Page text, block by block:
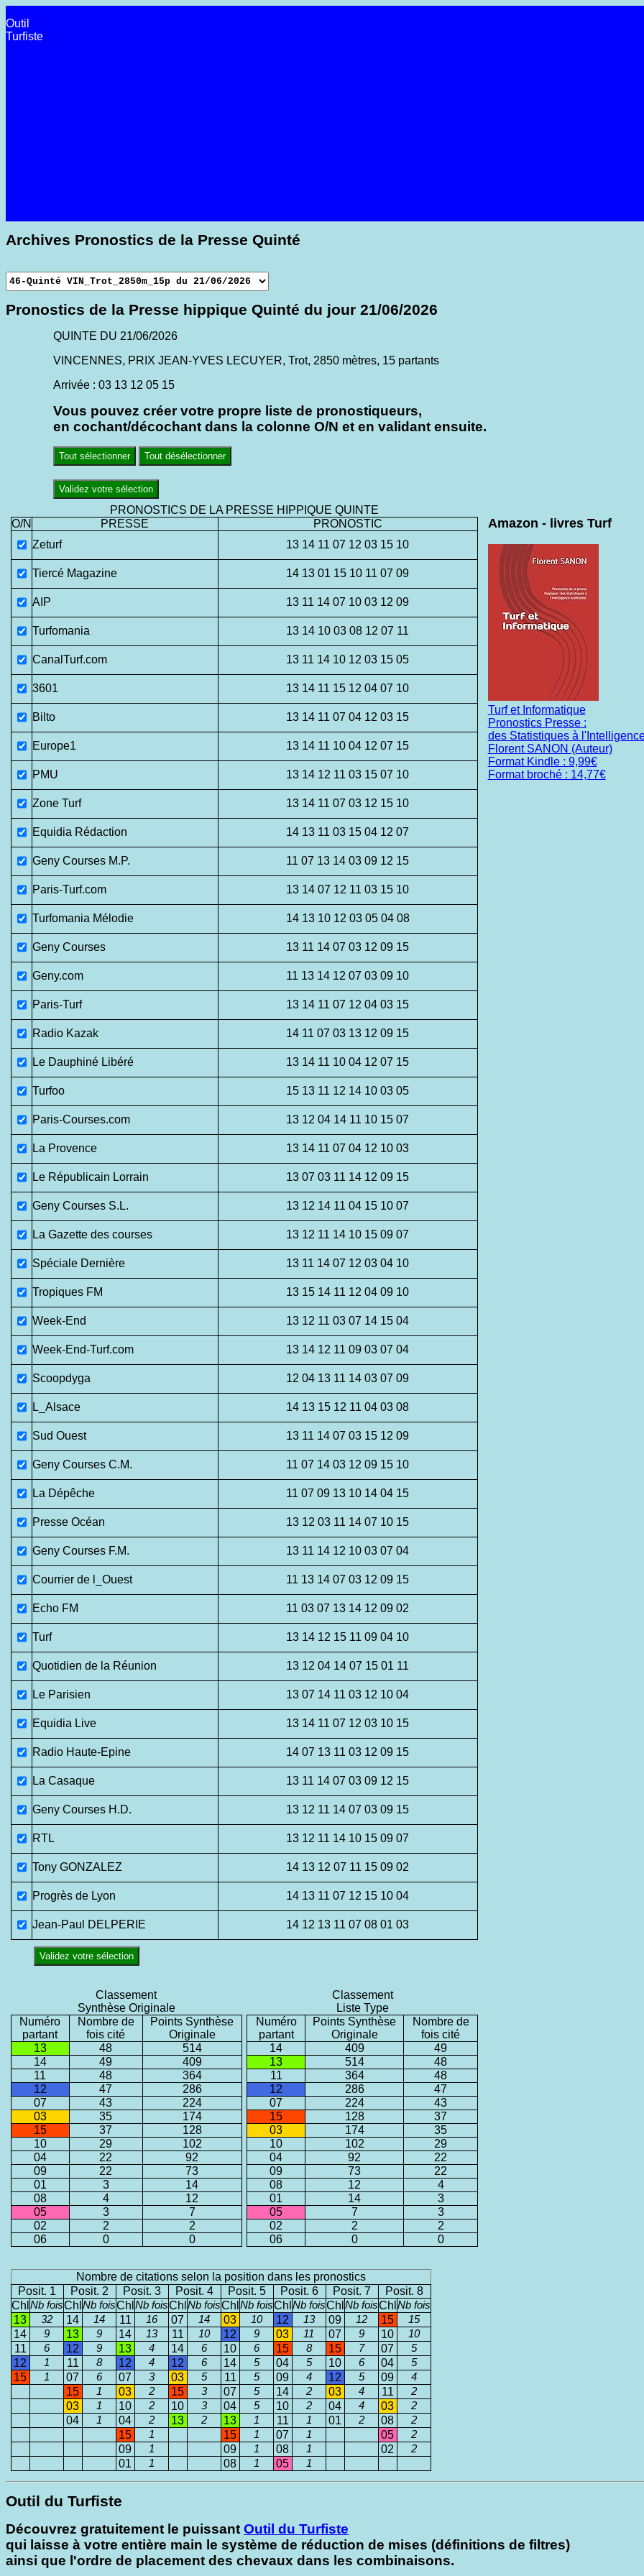
Outil
Turfiste
Archives Pronostics de la Presse Quinté
Pronostics de la Presse hippique Quinté du jour 21/06/2026
QUINTE DU 21/06/2026
VINCENNES, PRIX JEAN-YVES LECUYER, Trot, 2850 mètres, 15 partants
Arrivée : 03 13 12 05 15
Vous pouvez créer votre propre liste de pronostiqueurs,
en cochant/décochant dans la colonne O/N et en validant ensuite.
Tout sélectionner Tout désélectionner
Validez votre sélection
PRONOSTICS DE LA PRESSE HIPPIQUE QUINTE
O/N
PRESSE
PRONOSTIC
Zeturf
13 14 11 07 12 03 15 10
Tiercé Magazine 14 13 01 15 10 11 07 09
AIP 13 11 14 07 10 03 12 09
Turfomania 13 14 10 03 08 12 07 11
CanalTurf.com 13 11 14 10 12 03 15 05
3601 13 14 11 15 12 04 07 10
Bilto 13 14 11 07 04 12 03 15
Europe1 13 14 11 10 04 12 07 15
PMU 13 14 12 11 03 15 07 10
Zone Turf 13 14 11 07 03 12 15 10
Equidia Rédaction 14 13 11 03 15 04 12 07
Geny Courses M.P. 11 07 13 14 03 09 12 15
Paris-Turf.com 13 14 07 12 11 03 15 10
Turfomania Mélodie 14 13 10 12 03 05 04 08
Geny Courses 13 11 14 07 03 12 09 15
Geny.com 11 13 14 12 07 03 09 10
Paris-Turf 13 14 11 07 12 04 03 15
Radio Kazak 14 11 07 03 13 12 09 15
Le Dauphiné Libéré 13 14 11 10 04 12 07 15
Turfoo 15 13 11 12 14 10 03 05
Paris-Courses.com 13 12 04 14 11 10 15 07
La Provence 13 14 11 07 04 12 10 03
Le Républicain Lorrain 13 07 03 11 14 12 09 15
Geny Courses S.L. 13 12 14 11 04 15 10 07
La Gazette des courses 13 12 11 14 10 15 09 07
Spéciale Dernière 13 11 14 07 12 03 04 10
Tropiques FM 13 15 14 11 12 04 09 10
Week-End 13 12 11 03 07 14 15 04
Week-End-Turf.com 13 14 12 11 09 03 07 04
Scoopdyga 12 04 13 11 14 03 07 09
L_Alsace 14 13 15 12 11 04 03 08
Sud Ouest 13 11 14 07 03 15 12 09
Geny Courses C.M. 11 07 14 03 12 09 15 10
La Dépêche 11 07 09 13 10 14 04 15
Presse Océan 13 12 03 11 14 07 10 15
Geny Courses F.M. 13 11 14 12 10 03 07 04
Courrier de l_Ouest 11 13 14 07 03 12 09 15
Echo FM 11 03 07 13 14 12 09 02
Turf 13 14 12 15 11 09 04 10
Quotidien de la Réunion 13 12 04 14 07 15 01 11
Le Parisien 13 07 14 11 03 12 10 04
Equidia Live 13 14 11 07 12 03 10 15
Radio Haute-Epine 14 07 13 11 03 12 09 15
La Casaque 13 11 14 07 03 09 12 15
Geny Courses H.D. 13 12 11 14 07 03 09 15
RTL 13 12 11 14 10 15 09 07
Tony GONZALEZ 14 13 12 07 11 15 09 02
Progrès de Lyon 14 13 11 07 12 15 10 04
Jean-Paul DELPERIE 14 12 13 11 07 08 01 03
Validez votre sélection
Amazon - livres Turf
Turf et Informatique
Pronostics Presse :
des Statistiques à
Florent SANON (Auteur)
Format Kindle : 9,99€
Format broché : 14,77€
Classement
Synthèse Originale
Numéro
partant
Nombre de
fois cité
Points Synthèse
Originale
13
48
514
14
49
409
11
48
364
12
47
286
07
43
224
03
35
174
15
37
128
10
29
102
04
22
92
09
22
73
01
3
14
08
4
12
05
3
7
02
2
2
06
0 0
Classement
Liste Type
Numéro
partant
Points Synthèse
Originale
Nombre de
fois cité
14
409
49
13
514
48
11
364
48
12
286
47
07
224
43
15
128
37
03
174
35
10
102
29
04
92
22
09
73
22
08
12
4
01
14
3
05
7
3
02
2
2
06
0 0
Nombre de citations selon la position dans les pronostics
Posit. 1
Posit. 2 Posit. 3 Posit. 4 Posit. 5 Posit. 6 Posit. 7 Posit. 8
ChlNb foisChlNb foisChlNb foisChlNb foisChlNb foisChlNb foisChlNb foisChlNb fois
13 32 14 14 11 16 07 14 03 10 12 13 09 12 15 15
14 9 13 9 14 13 11 10 12 9 03 11 07 9 10 10
11 6 12 9 13 4 14 6 10 6 15 8 15 7 07 5
12 1 11 8 12 4 12 6 14 5 04 5 10 6 04 5
15 1 07 6 07 3 03 5 11 5 09 4 12 5 09 4
15 1 03 2 15 3 07 5 14 2 03 4 11 2
03 1 10 2 10 3 04 5 10 2 04 4 03 2
04 1 04 2 13 2 13 1 11 1 01 2 08 2
15 1 15 1 07 1 05 2
09 1 09 1 08 1 02 2
01 1 08 1 05 1
Outil du Turfiste
Découvrez gratuitement le puissant Outil du Turfiste
qui laisse à votre entière main le système de réduction de mises (définitions de filtres)
ainsi que l'ordre de placement des chevaux dans les combinaisons.